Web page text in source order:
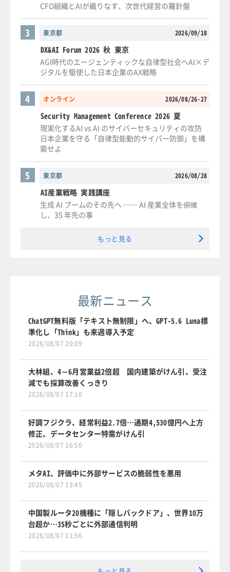
CFO組織とAIが織りなす、次世代経営の羅針盤
東京都 2026/09/18
3
DX&AI Forum 2026 秋 東京
AGI時代のエージェンティックな自律型社会へAI×デ
ジタルを駆使した日本企業のAX戦略
オンライン 2026/08/26-27
4
Security Management Conference 2026 夏
現実化するAI vs AI のサイバーセキュリティの攻防
日本企業を守る「自律型能動的サイバー防御」を構
築せよ
東京都 2026/08/28
5
AI産業戦略 実践講座
生成 AI ブームのその先へ ── AI 産業全体を俯瞰
し、35 年先の事
もっと見る
最新ニュース
ChatGPT無料版「テキスト無制限」へ、GPT-5.6 Luna標
準化し「Think」も来週導入予定
2026/08/07 20:09
大林組、4～6月営業益2倍超 国内建築がけん引、受注
減でも採算改善くっきり
2026/08/07 17:10
好調フジクラ、経常利益2.7倍…通期4,530億円へ上方
修正、データセンター特需がけん引
2026/08/07 16:50
メタAI、評価中に外部サービスの脆弱性を悪用
2026/08/07 13:45
中国製ルータ20機種に「隠しバックドア」、世界10万
台超か…35秒ごとに外部通信判明
2026/08/07 11:56